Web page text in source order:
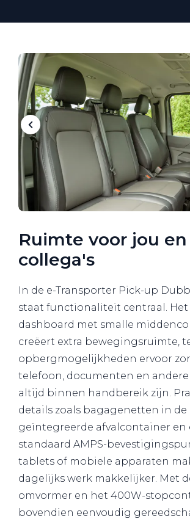
Ruimte voor jou
collega's
In de e-Transporter Pick-up
staat functionaliteit centraal. Het
dashboard met smalle
creëert extra bewegingsruimte,
opbergmogelijkheden ervoor
telefoon, documenten en andere
altijd binnen handbereik zijn.
details zoals bagagenetten in de
geïntegreerde afvalcontainer en
standaard AMPS-
tablets of mobiele apparaten
dagelijks werk makkelijker. Met
omvormer en het 400W-
bovendien eenvoudig